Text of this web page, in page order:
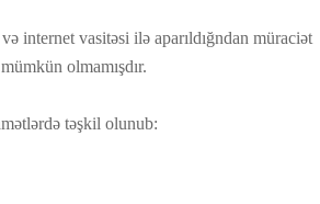
internet vasitəsi ilə aparıldığndan müraciət
olmamışdır.
təşkil olunub: